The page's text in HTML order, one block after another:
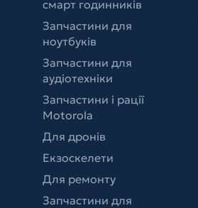
смарт годинників
Запчастини для
ноутбуків
Запчастини для
аудіотехніки
Запчастини і рації
Motorola
Для дронів
Екзоскелети
Для ремонту
Запчастини для